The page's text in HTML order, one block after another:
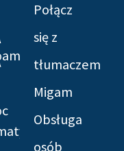
Połącz
się z
tłumaczem
Migam
Obsługa
osób